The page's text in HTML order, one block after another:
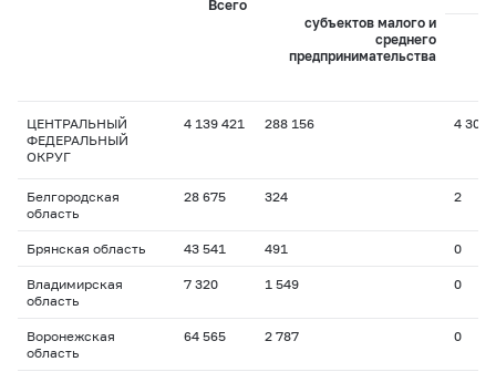
Всего
субъектов малого и
среднего
предпринимательства
ЦЕНТРАЛЬНЫЙ
ФЕДЕРАЛЬНЫЙ
ОКРУГ
4 139 421 288 156 4 305
Белгородская
область
28 675 324 2
Брянская область 43 541 491 0
Владимирская
область
7 320 1 549 0
Воронежская
область
64 565 2 787 0